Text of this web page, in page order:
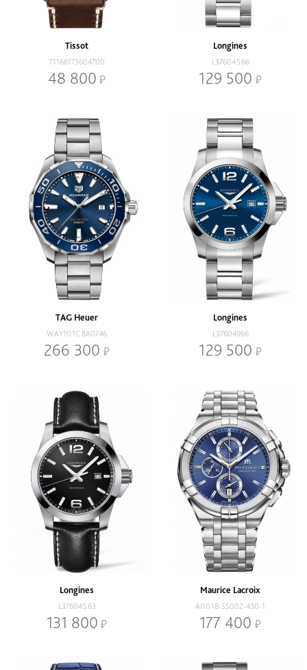
Наличие
В наличии
Со скидкой
Кварцевый
Механический
Диаметр, мм
Tissot
T1166173604700
48 800
Longines
L37604566
129 500
TAG Heuer
WAY101C.BA0746
266 300
Longines
L37604966
129 500
Longines
L37604563
131 800
Maurice Lacroix
AI1018-SS002-430-1
177 400